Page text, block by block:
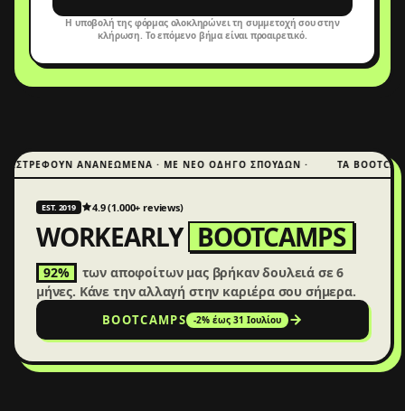
Η υποβολή της φόρμας ολοκληρώνει τη συμμετοχή σου στην
κλήρωση. Το επόμενο βήμα είναι προαιρετικό.
ΑΝΑΝΕΩΜΕΝΑ · ΜΕ ΝΕΟ ΟΔΗΓΟ ΣΠΟΥΔΩΝ · ΤΑ BOOTCAMPS
EST. 2019 4.9 (1.000+ reviews)
WORKEARLY BOOTCAMPS
92%
των αποφοίτων μας βρήκαν δουλειά σε 6
μήνες. Κάνε την αλλαγή στην καριέρα σου σήμερα.
BOOTCAMPS -2% έως 31 Ιουλίου